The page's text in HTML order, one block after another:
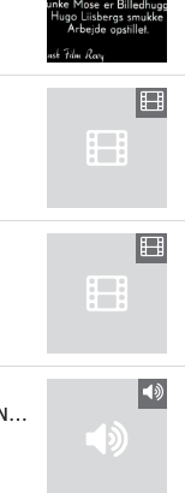
AKTUELT KVARTER. INDVIELSEN AF LINDØ-VÆRFTET.